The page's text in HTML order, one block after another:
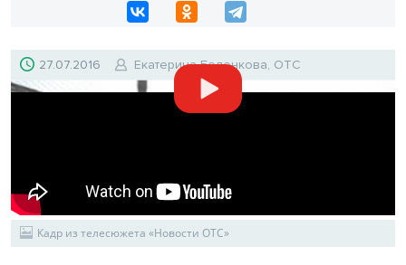
27.07.2016 Екатерина Беленкова, ОТС
Кадр из телесюжета «Новости ОТС»